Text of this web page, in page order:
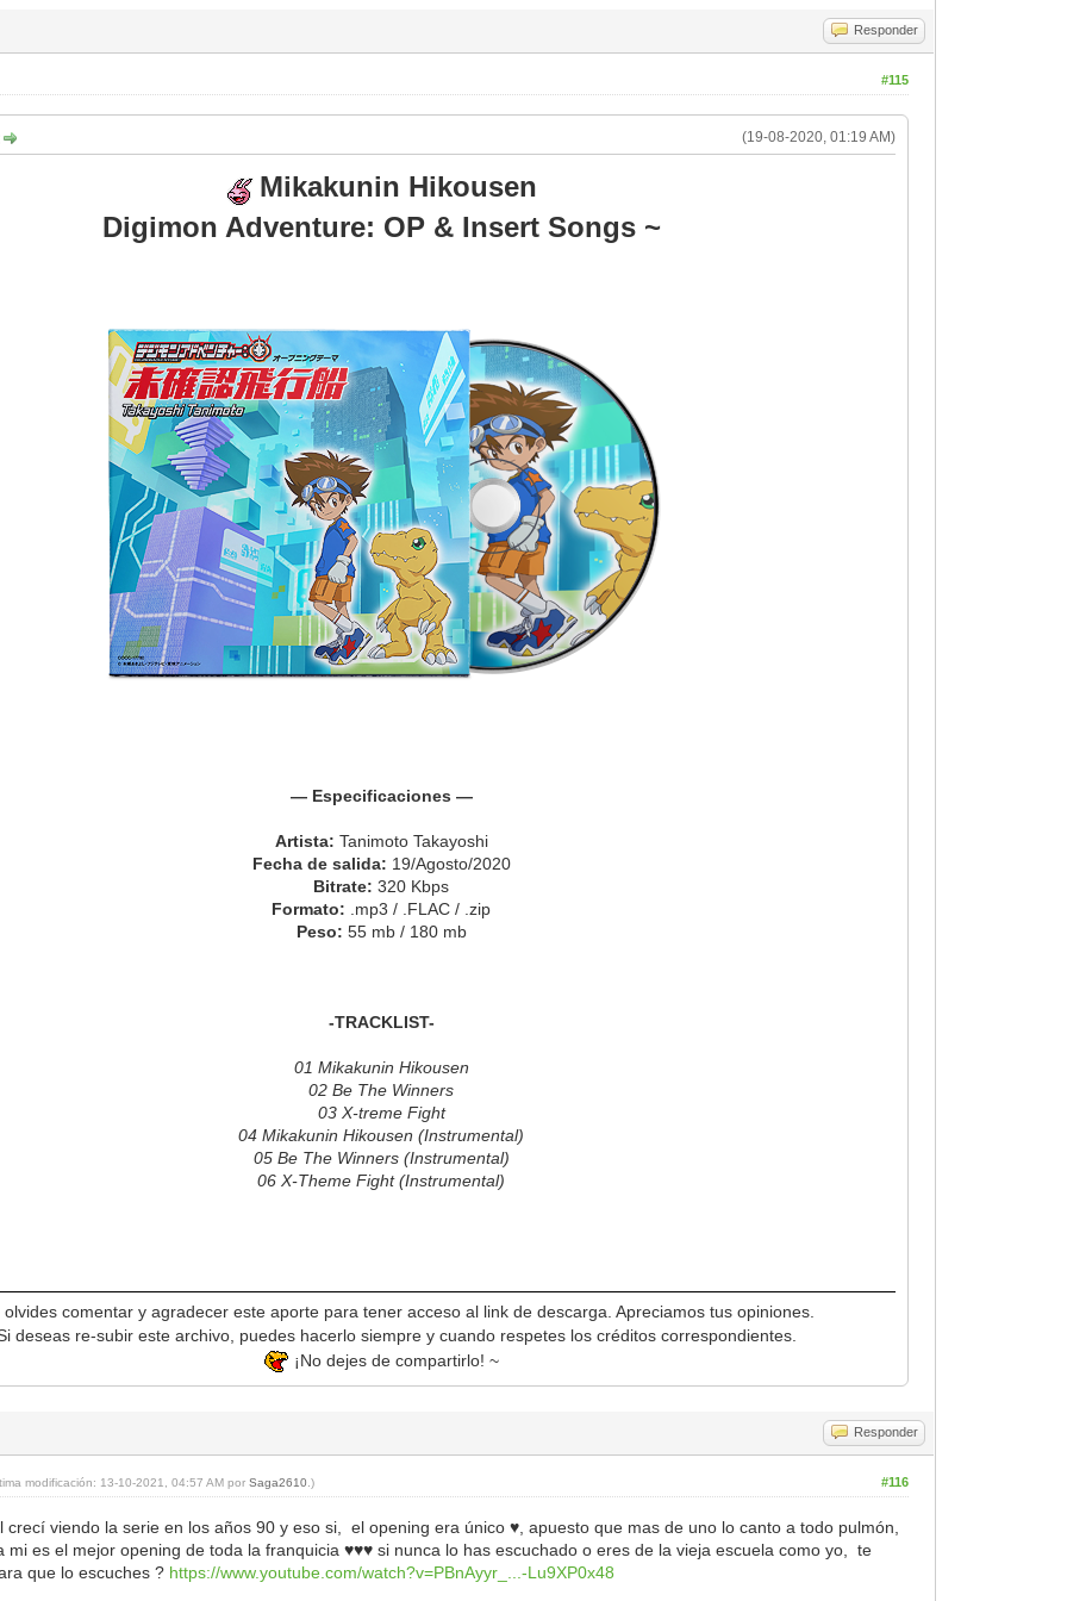
Responder
#115
(19-08-2020, 01:19 AM)
Mikakunin Hikousen
Digimon Adventure: OP & Insert Songs ~
— Especificaciones —
Artista: Tanimoto Takayoshi
Fecha de salida: 19/Agosto/2020
Bitrate: 320 Kbps
Formato: .mp3 / .FLAC / .zip
Peso: 55 mb / 180 mb
-TRACKLIST-
01 Mikakunin Hikousen
02 Be The Winners
03 X-treme Fight
04 Mikakunin Hikousen (Instrumental)
05 Be The Winners (Instrumental)
06 X-Theme Fight (Instrumental)
olvides comentar y agradecer este aporte para tener acceso al link de descarga. Apreciamos tus opiniones.
deseas re-subir este archivo, puedes hacerlo siempre y cuando respetes los créditos correspondientes.
¡No dejes de compartirlo! ~
Responder
#116
modificación: 13-10-2021, 04:57 AM porSaga2610 .)
crecí viendo la serie en los años 90 y eso si, el opening era único ♥, apuesto que mas de uno lo canto a todo pulmón,
mi es el mejor opening de toda la franquicia ♥♥♥ si nunca lo has escuchado o eres de la vieja escuela como yo, te
que lo escuches ? https://www.youtube.com/watch?v=PBnAyyr_...-Lu9XP0x48